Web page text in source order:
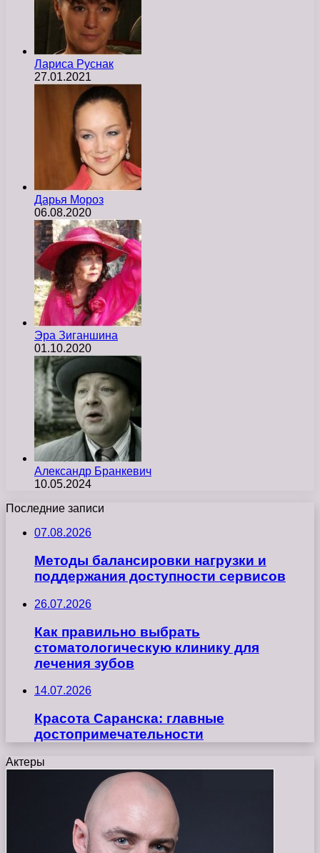
Лариса Руснак
27.01.2021
Дарья Мороз
06.08.2020
Эра Зиганшина
01.10.2020
Александр Бранкевич
10.05.2024
Последние записи
07.08.2026
Методы балансировки нагрузки и
поддержания доступности сервисов
26.07.2026
Как правильно выбрать
стоматологическую клинику для
лечения зубов
14.07.2026
Красота Саранска: главные
достопримечательности
Актеры